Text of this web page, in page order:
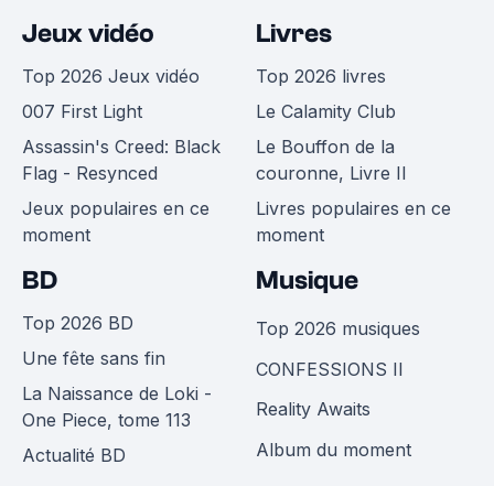
Jeux vidéo
Top 2026 Jeux vidéo
007 First Light
Assassin's Creed: Black
Flag - Resynced
Jeux populaires en ce
moment
Livres
Top 2026 livres
Le Calamity Club
Le Bouffon de la
couronne, Livre II
Livres populaires en ce
moment
BD
Top 2026 BD
Une fête sans fin
La Naissance de Loki -
One Piece, tome 113
Actualité BD
Musique
Top 2026 musiques
CONFESSIONS II
Reality Awaits
Album du moment